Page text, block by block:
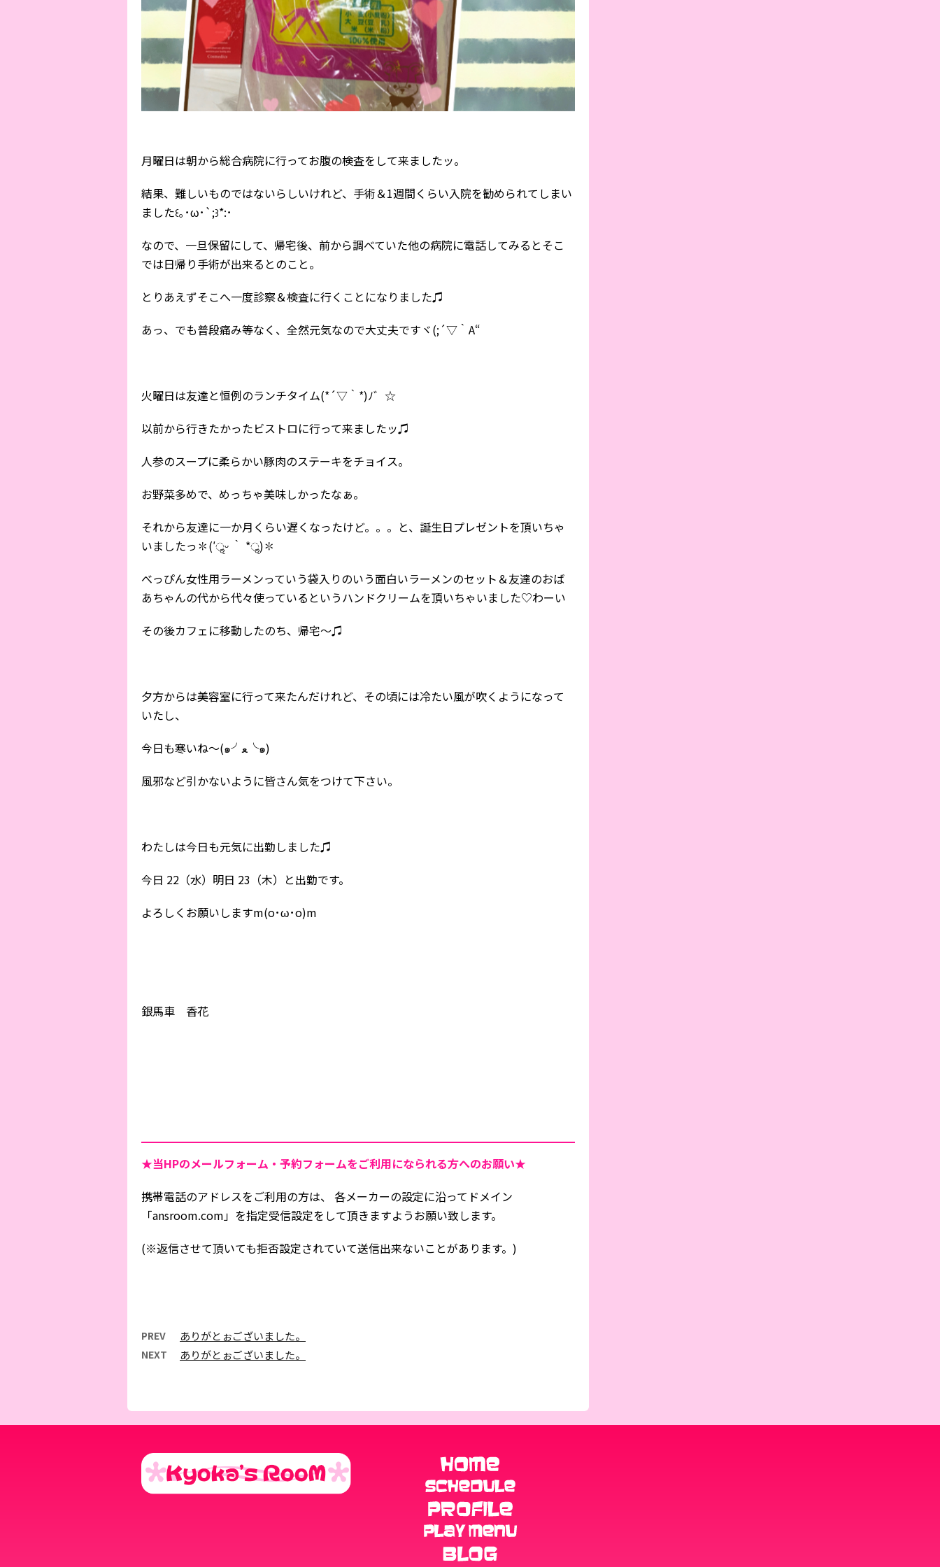
月曜日は朝から総合病院に行ってお腹の検査をして来ましたッ。
結果、難しいものではないらしいけれど、手術＆1週間くらい入院を勧められてしまい
ました꒰｡･ω･`;꒱*:･
なので、一旦保留にして、帰宅後、前から調べていた他の病院に電話してみるとそこ
では日帰り手術が出来るとのこと。
とりあえずそこへ一度診察＆検査に行くことになりました♫
あっ、でも普段痛み等なく、全然元気なので大丈夫ですヾ(;´▽｀A“
火曜日は友達と恒例のランチタイム(*´▽｀*)ﾉ゛☆
以前から行きたかったビストロに行って来ましたッ♫
人参のスープに柔らかい豚肉のステーキをチョイス。
お野菜多めで、めっちゃ美味しかったなぁ。
それから友達に一か月くらい遅くなったけど。。。と、誕生日プレゼントを頂いちゃ
いましたっ✽(′ॢᵕ ‵ *ॢ)✽
べっぴん女性用ラーメンっていう袋入りのいう面白いラーメンのセット＆友達のおば
あちゃんの代から代々使っているというハンドクリームを頂いちゃいました♡わーい
その後カフェに移動したのち、帰宅〜♫
夕方からは美容室に行って来たんだけれど、その頃には冷たい風が吹くようになって
いたし、
今日も寒いね〜(๑╯ﻌ╰๑)
風邪など引かないように皆さん気をつけて下さい。
わたしは今日も元気に出勤しました♫
今日 22（水）明日 23（木）と出勤です。
よろしくお願いしますm(o･ω･o)m
銀馬車 香花
★当HPのメールフォーム・予約フォームをご利用になられる方へのお願い★
携帯電話のアドレスをご利用の方は、 各メーカーの設定に沿ってドメイン
「ansroom.com」を指定受信設定をして頂きますようお願い致します。
(※返信させて頂いても拒否設定されていて送信出来ないことがあります。)
PREV ありがとぉございました。
NEXT ありがとぉございました。